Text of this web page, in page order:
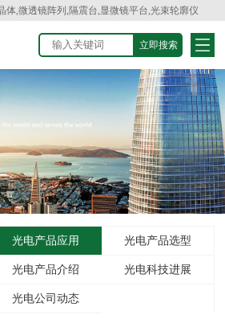
体,微透镜阵列,隔震台,显微镜平台,光束轮廓仪
光电产品应用 光电产品选型
光电产品介绍 光电科技进展
光电公司动态